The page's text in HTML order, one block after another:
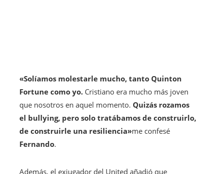
«Solíamos molestarle mucho, tanto Quinton
Fortune como yo. Cristiano era mucho más joven
que nosotros en aquel momento. Quizás rozamos
el bullying, pero solo tratábamos de construirlo,
de construirle una resiliencia»me confesé
Fernando.
Además, el exjugador del United añadió que